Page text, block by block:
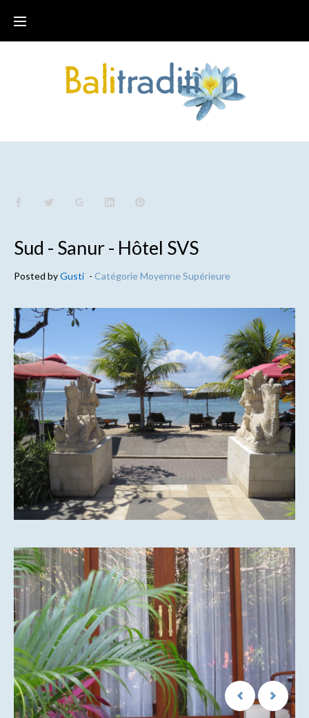
Sud - Sanur - Hôtel SVS
Posted byGusti - Catégorie Moyenne Supérieure